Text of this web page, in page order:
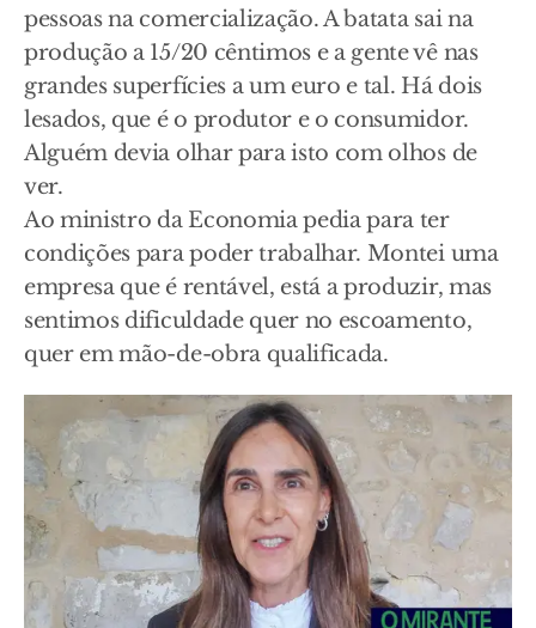
pessoas na comercialização. A batata sai na
produção a 15/20 cêntimos e a gente vê nas
grandes superfícies a um euro e tal. Há dois
lesados, que é o produtor e o consumidor.
Alguém devia olhar para isto com olhos de
ver.
Ao ministro da Economia pedia para ter
condições para poder trabalhar. Montei uma
empresa que é rentável, está a produzir, mas
sentimos dificuldade quer no escoamento,
quer em mão-de-obra qualificada.